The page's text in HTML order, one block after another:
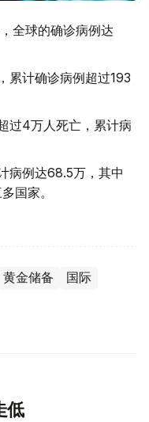
全球的确诊病例达
累计确诊病例超过193
过4万人死亡，累计病
病例达68.5万，其中
国家。
黄金储备 国际
低